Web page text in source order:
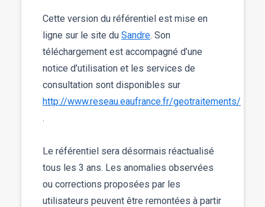
Cette version du référentiel est mise en
ligne sur le site du Sandre. Son
téléchargement est accompagné d’une
notice d’utilisation et les services de
consultation sont disponibles sur
http://www.reseau.eaufrance.fr/geotraitements/
.
Le référentiel sera désormais réactualisé
tous les 3 ans. Les anomalies observées
ou corrections proposées par les
utilisateurs peuvent être remontées à partir